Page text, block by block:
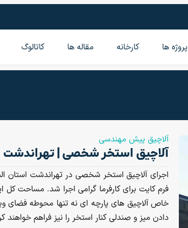
پروژه ها کارخانه مقاله‌ ها کاتالوگ
آلاچیق پیش مهندسی
آلاچیق استخر شخصی | تهراندشت
اجرای آلاچیق استخر شخصی در تهراندشت استان
خاص آلاچیق های پارچه ای نه تنها محوطه فضای
دادن میز و صندلی کنار استخر را نیز فراهم خواهند